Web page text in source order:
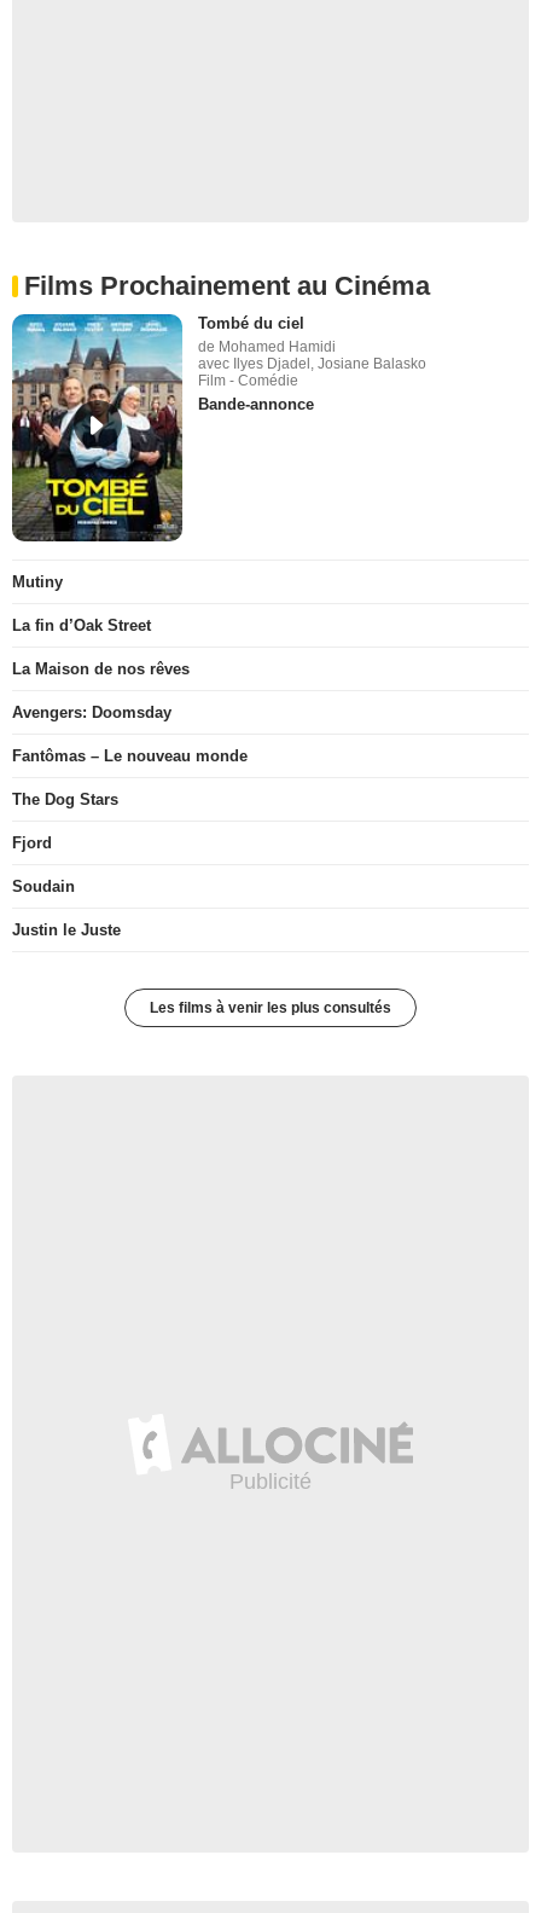
Films Prochainement au Cinéma
Tombé du ciel
de Mohamed Hamidi
avec Ilyes Djadel, Josiane Balasko
Film - Comédie
Bande-annonce
Mutiny
La fin d’Oak Street
La Maison de nos rêves
Avengers: Doomsday
Fantômas – Le nouveau monde
The Dog Stars
Fjord
Soudain
Justin le Juste
Les films à venir les plus consultés